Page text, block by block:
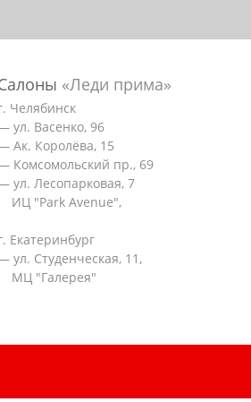
«Леди прима»
Челябинск
ул. Васенко, 96
Ак. Королёва, 15
Комсомольский пр., 69
ул. Лесопарковая, 7
ИЦ "Park Avenue",
Екатеринбург
ул. Студенческая, 11,
МЦ "Галерея"